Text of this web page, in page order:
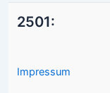
2501:
Impressum